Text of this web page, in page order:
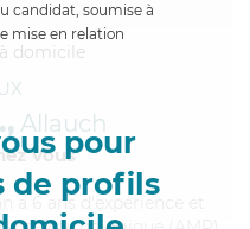
candidat, soumise à
mise en relation
pour
de profils
Allauch
Vous
a 6 ans d'expérience et